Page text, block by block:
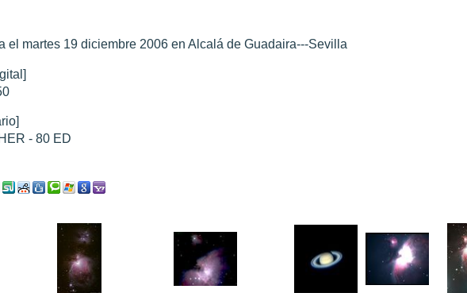
Octubre 2020".
el martes 19 diciembre 2006 en Alcalá de Guadaira---Sevilla
- 80 ED